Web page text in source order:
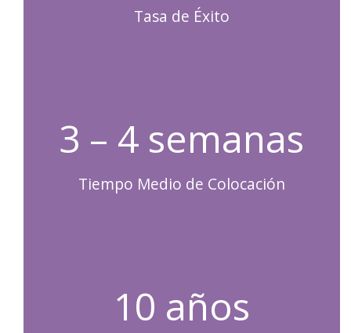
Tasa de Éxito
3 – 4 semanas
Tiempo Medio de Colocación
10 años